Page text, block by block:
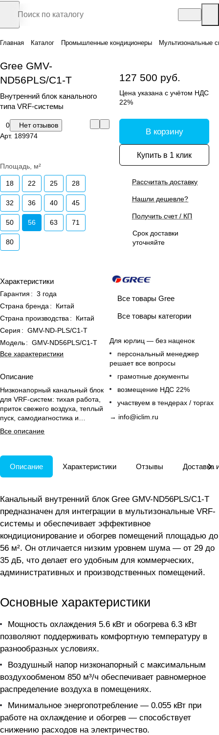
Главная Каталог Промышленные кондиционеры Мультизональные
Gree GMV-
ND56PLS/C1-T
Внутренний блок канального
типа VRF-системы
0
Нет отзывов
Арт. 189974
Площадь, м²
18 22 25 28
32 36 40 45
50 56 63 71
80
Характеристики
Гарантия : 3 года
Страна бренда :
Китай
Страна производства :
Китай
Серия : GMV-ND-PLS/C1-T
Модель: GMV-ND56PLS/C1-T
Все характеристики
Описание
Низконапорный канальный блок
для VRF-систем: тихая работа,
приток свежего воздуха, теплый
пуск, самодиагностика и
встроенный дренажный насос.
Все описание
127 500 руб.
Цена указана с учётом НДС
22%
В корзину
Купить в 1 клик
Рассчитать доставку
Нашли дешевле?
Получить счет / КП
Срок доставки
уточняйте
Все товары Gree
Все товары категории
Для юрлиц — без наценок
персональный менеджер
решает все вопросы
грамотные документы
возмещение НДС 22%
участвуем в тендерах / торгах
→ info@iclim.ru
Описание Характеристики Отзывы Доставка
Канальный внутренний блок Gree GMV-ND56PLS/C1-T
предназначен для интеграции в мультизональные VRF-
системы и обеспечивает эффективное
кондиционирование и обогрев помещений площадью до
56 м². Он отличается низким уровнем шума — от 29 до
35 дБ, что делает его удобным для коммерческих,
административных и производственных помещений.
Основные характеристики
Мощность охлаждения 5.6 кВт и обогрева 6.3 кВт
позволяют поддерживать комфортную температуру в
разнообразных условиях.
Воздушный напор низконапорный с максимальным
воздухообменом 850 м³/ч обеспечивает равномерное
распределение воздуха в помещениях.
Минимальное энергопотребление — 0.055 кВт при
работе на охлаждение и обогрев — способствует
снижению расходов на электричество.